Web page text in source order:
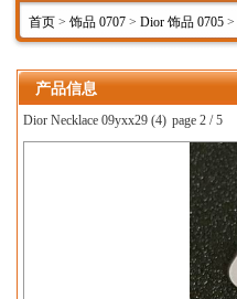
首页 > 饰品 0707 > Dior 饰品 0705 >
产品信息
Dior Necklace 09yxx29 (4) page 2 / 5